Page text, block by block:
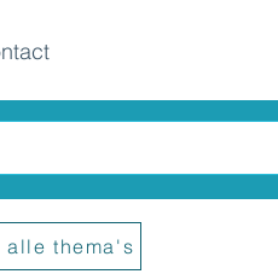
alle thema's